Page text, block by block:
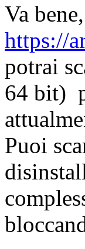
Va
https://
potrai
64 bit)
Puoi